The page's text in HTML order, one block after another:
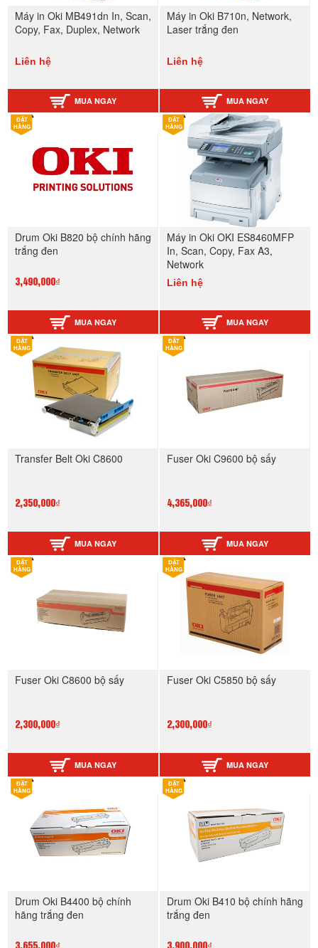
Máy in Oki MB491dn In, Scan,
Copy, Fax, Duplex, Network
Liên hệ
MUA NGAY
Máy in Oki B710n, Network,
Laser trắng đen
Liên hệ
MUA NGAY
ĐẶT
HÀNG
Drum Oki B820 bộ chính hãng
trắng đen
3,490,000₫
MUA NGAY
ĐẶT
HÀNG
Máy in Oki OKI ES8460MFP
In, Scan, Copy, Fax A3,
Network
Liên hệ
MUA NGAY
ĐẶT
HÀNG
Transfer Belt Oki C8600
2,350,000₫
MUA NGAY
ĐẶT
HÀNG
Fuser Oki C9600 bộ sấy
4,365,000₫
MUA NGAY
ĐẶT
HÀNG
Fuser Oki C8600 bộ sấy
2,300,000₫
MUA NGAY
ĐẶT
HÀNG
Fuser Oki C5850 bộ sấy
2,300,000₫
MUA NGAY
ĐẶT
HÀNG
Drum Oki B4400 bộ chính
hãng trắng đen
ĐẶT
HÀNG
Drum Oki B410 bộ chính hãng
trắng đen